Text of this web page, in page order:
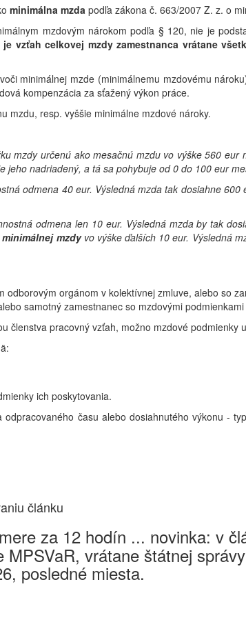
minimálna mzda podľa zákona č. 663/2007 Z. z. o
mzdovým nárokom podľa § 120, nie je
je vzťah celkovej mzdy zamestnanca vrátane
minimálnej mzde (minimálnemu mzdovému
kompenzácia za sťažený výkon práce.
mzdu, resp. vyššie minimálne mzdové nároky.
mzdy určenú ako mesačnú mzdu vo výške 560
nadriadený, a tá sa pohybuje od 0 do 100 eur
odmena 40 eur. Výsledná mzda tak dosiahne
odmena len 10 eur. Výsledná mzda by tak
mzdyvo výške ďalších 10 eur. Výsledná
orgánom v kolektívnej zmluve, alebo so
samotný zamestnanec so mzdovými podmienkami
členstva pracovný vzťah, možno mzdové podmienky
ich poskytovania.
odpracovaného času alebo dosiahnutého výkonu -
článku
za 12 hodín ... novinka: v
vrátane štátnej
posledné miesta.